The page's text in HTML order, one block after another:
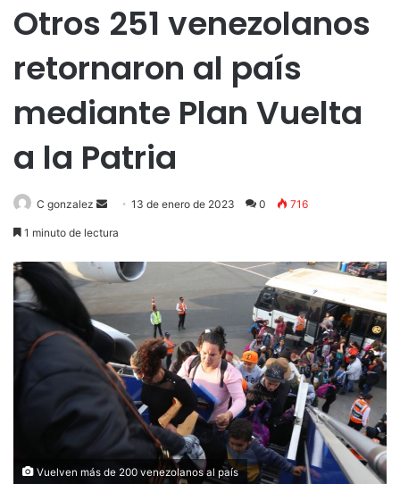
Otros 251 venezolanos
retornaron al país
mediante Plan Vuelta
a la Patria
C gonzalez
Send13 de enero de 2023 0 716
1 minuto de lectura
Vuelven más de 200 venezolanos al país